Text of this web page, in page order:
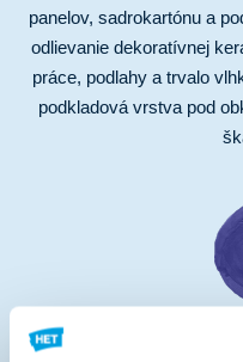
panelov, sadrokartónu a
odlievanie dekoratívnej
práce, podlahy a trvalo
podkladová vrstva pod